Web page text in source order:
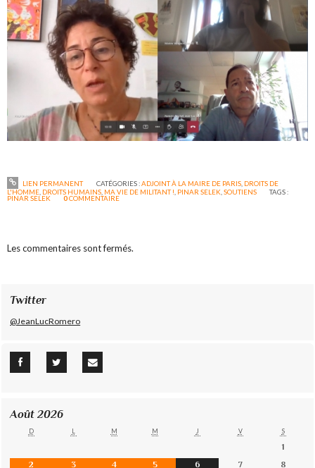
LIEN PERMANENT CATÉGORIES :ADJOINT À LA MAIRE DE PARIS, DROITS DE
L'HOMME DROITS HUMAINS MA VIE DE MILITANT ! PINAR SELEK ,SOUTIENS TAGS :
PINAR SELEK 0COMMENTAIRE
Les commentaires sont fermés.
Twitter
@JeanLucRomero
Août 2026
D L M M J V S
1
2
3 4 5 6 7
8